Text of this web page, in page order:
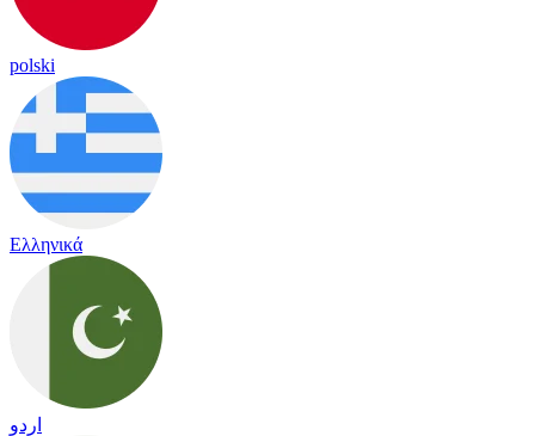
polski
Ελληνικά
اردو